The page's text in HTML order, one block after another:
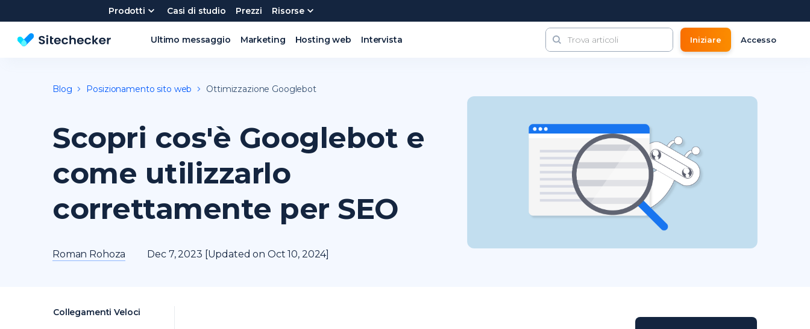
Strumento analisi SEO gratuito
Prodotti Casi di studio Prezzi Risorse
Ultimo messaggio Marketing Hosting web Intervista Iniziare Accesso
Blog Posizionamento sito web Ottimizzazione Googlebot
Scopri cos'è Googlebot e
come utilizzarlo
correttamente per SEO
Roman Rohoza Dec 7, 2023 [Updated on Oct 10, 2024]
Collegamenti Veloci